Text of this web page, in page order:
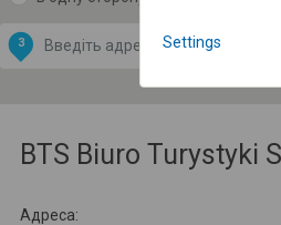
З
by
OpenStreetMap
BTS Biuro Turystyki
Адреса:
Settings